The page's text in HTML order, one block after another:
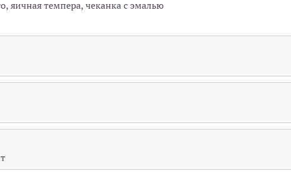
яичная темпера, чеканка с эмалью